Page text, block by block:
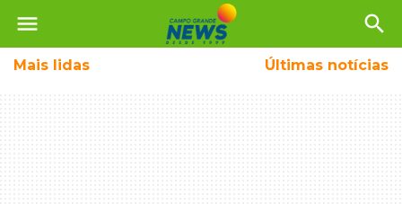
menu search
Mais lidas Últimas notícias